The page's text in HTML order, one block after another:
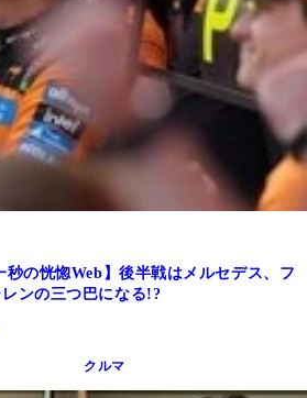
秒の恍惚Web】後半戦はメルセデス、フ
ンの三つ巴になる!?
クルマ